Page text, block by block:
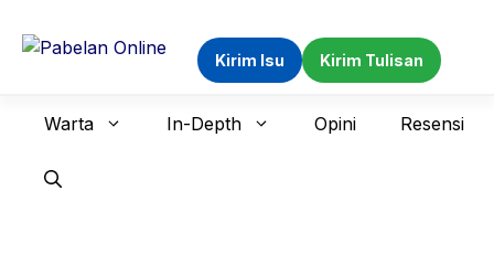
Kirim Isu Kirim Tulisan
Warta In-Depth Opini Resensi